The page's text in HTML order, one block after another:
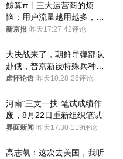
鲸算π丨三大运营商的烦
恼：用户流量越用越多，收
入却越来越少
新京报 昨天17:27 42评论
大决战来了，朝鲜导弹部队
赴俄，普京新设特殊兵种，
76岁老将扛旗
虚怀论语 昨天10:28 26评论
河南“三支一扶”笔试成绩作
废，8月22日重新组织笔试
界面新闻 昨天17:30 119评论
高志凯：这次去美国，我听